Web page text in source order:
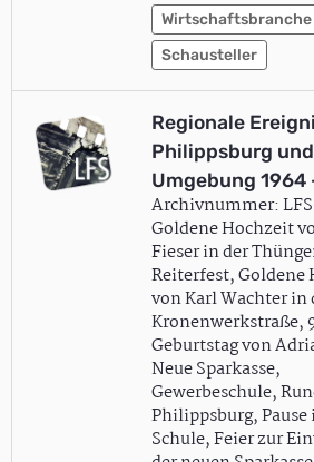
Wirtschaftsbranche
Schausteller
Regionale
Philippsburg und
Umgebung 1964
Archivnummer:
Goldene Hochzeit
Fieser in der
Reiterfest, Goldene
von Karl Wachter in
Kronenwerkstraße,
Geburtstag von
Neue Sparkasse,
Gewerbeschule,
Philippsburg, Pause
Schule, Feier zur